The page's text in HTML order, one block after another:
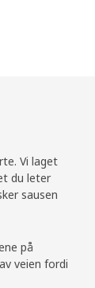
Vi laget
du leter
sausen
på
veien fordi